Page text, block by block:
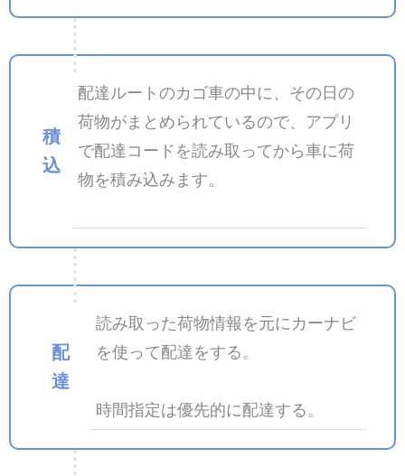
積
込
配達ルートのカゴ車の中に、その日の
荷物がまとめられているので、アプリ
で配達コードを読み取ってから車に荷
物を積み込みます。
配
達
読み取った荷物情報を元にカーナビ
を使って配達をする。
時間指定は優先的に配達する。